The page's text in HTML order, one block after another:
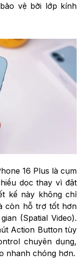
vệ bởi lớp kính
16 Plus là cụm
dọc thay vì đặt
kế này không chỉ
còn hỗ trợ tốt hơn
(Spatial Video).
Action Button tùy
chuyên dụng,
nhanh chóng hơn.